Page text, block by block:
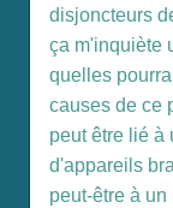
disjoncteurs
ça m'inquiète
quelles
causes de ce
peut être lié à
d'appareils
peut-être à